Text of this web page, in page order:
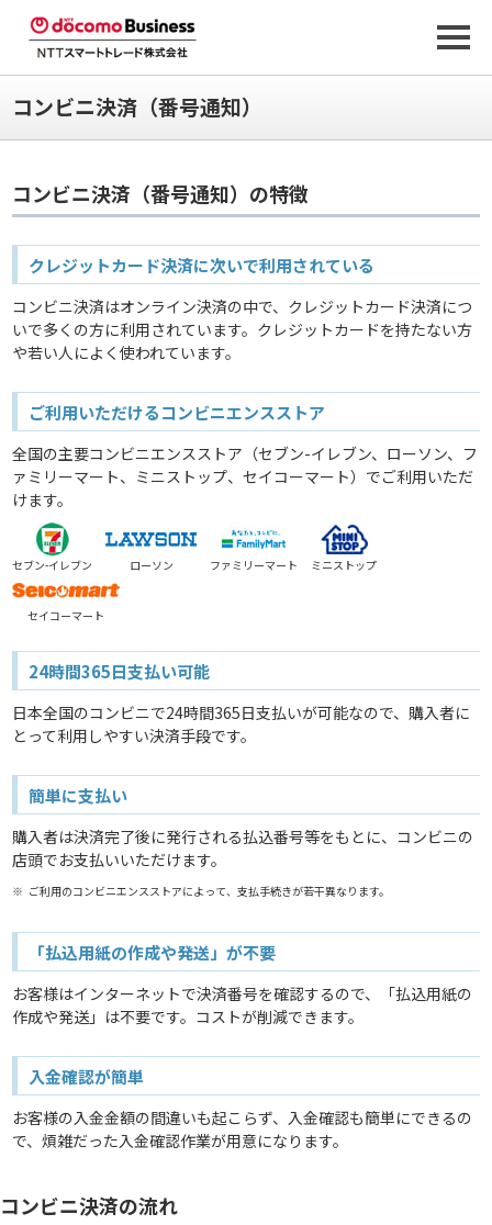
コンビニ決済（番号通知）
コンビニ決済（番号通知）の特徴
クレジットカード決済に次いで利用されている
コンビニ決済はオンライン決済の中で、クレジットカード決済につ
いで多くの方に利用されています。クレジットカードを持たない方
や若い人によく使われています。
ご利用いただけるコンビニエンスストア
全国の主要コンビニエンスストア（セブン-イレブン、ローソン、フ
ァミリーマート、ミニストップ、セイコーマート）でご利用いただ
けます。
セブン-イレブン ローソン ファミリーマート ミニストップ
セイコーマート
24時間365日支払い可能
日本全国のコンビニで24時間365日支払いが可能なので、購入者に
とって利用しやすい決済手段です。
簡単に支払い
購入者は決済完了後に発行される払込番号等をもとに、コンビニの
店頭でお支払いいただけます。
※ ご利用のコンビニエンスストアによって、支払手続きが若干異なります。
「払込用紙の作成や発送」が不要
お客様はインターネットで決済番号を確認するので、「払込用紙の
作成や発送」は不要です。コストが削減できます。
入金確認が簡単
お客様の入金金額の間違いも起こらず、入金確認も簡単にできるの
で、煩雑だった入金確認作業が用意になります。
コンビニ決済の流れ